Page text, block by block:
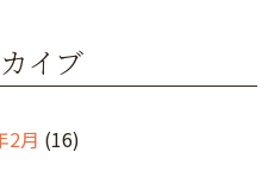
イブ
2月 (16)